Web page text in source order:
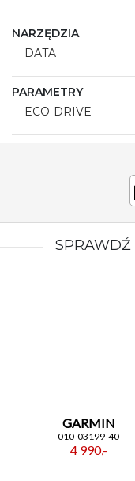
NARZĘDZIA
DATA
PARAMETRY
ECO-DRIVE
SPRAWDŹ
GARMIN
010-03199-40
4 990,-